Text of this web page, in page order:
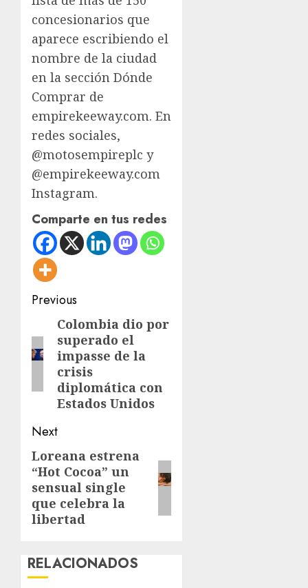
concesionarios que
aparece escribiendo el
nombre de la ciudad
en la sección Dónde
Comprar de
empirekeeway.com. En
redes sociales,
@motosempireplc y
@empirekeeway.com
Instagram.
Comparte en tus redes
Post
navigation
Previous
Previous
post:
Colombia dio por
superado el
impasse de la
crisis
diplomática con
Estados Unidos
Next
Next
post:
Loreana estrena
“Hot Cocoa” un
sensual single
que celebra la
libertad
RELACIONADOS